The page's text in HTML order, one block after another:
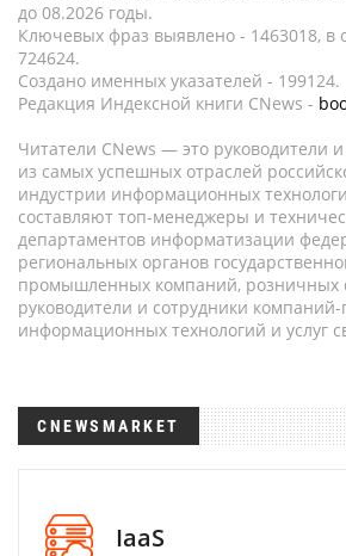
до 08.2026 годы.
Ключевых фраз выявлено - 1463018, в
724624.
Создано именных указателей - 199124.
Редакция Индексной книги CNews -
Читатели CNews — это руководители
из самых успешных отраслей
индустрии информационных
составляют топ-менеджеры и
департаментов информатизации
региональных органов
промышленных компаний, розничных
руководители и сотрудники
информационных технологий и услуг
CNEWSMARKET
IaaS